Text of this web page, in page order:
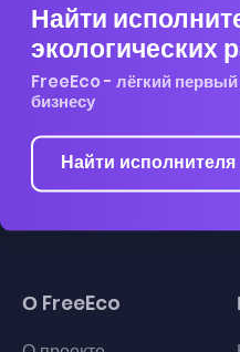
Найти
экологических
FreeEco - лёгкий
бизнесу
Найти исполнителя
О FreeEco